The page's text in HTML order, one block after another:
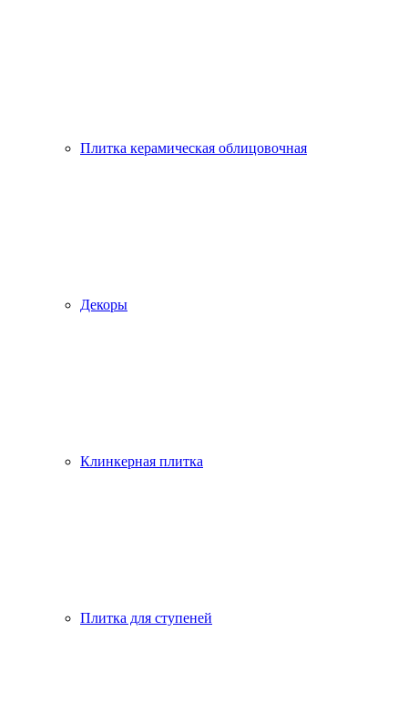
Плитка керамическая облицовочная
Декоры
Клинкерная плитка
Плитка для ступеней